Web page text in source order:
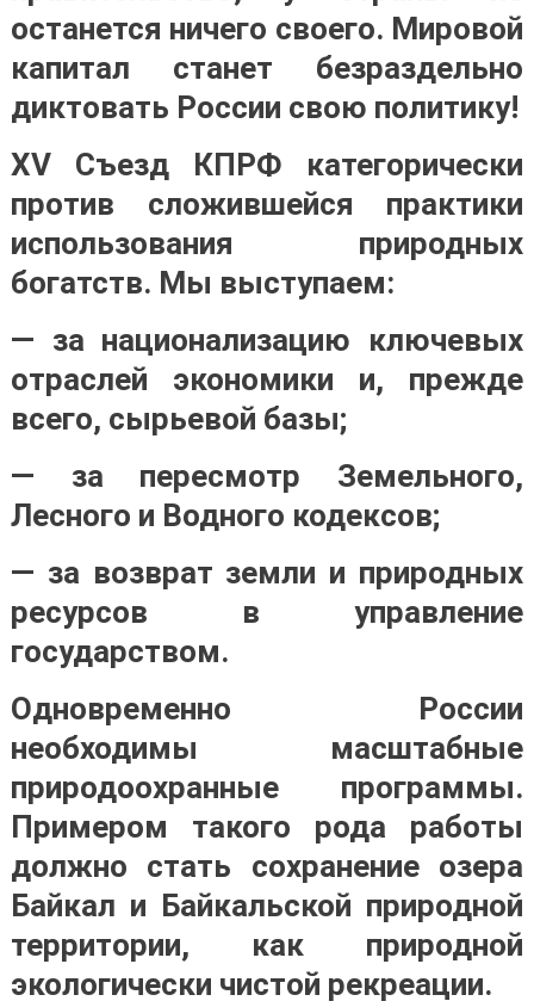
останется ничего своего. Мировой
капитал станет безраздельно
диктовать России свою политику!
XV Съезд КПРФ категорически
против сложившейся практики
использования природных
богатств. Мы выступаем:
— за национализацию ключевых
отраслей экономики и, прежде
всего, сырьевой базы;
— за пересмотр Земельного,
Лесного и Водного кодексов;
— за возврат земли и природных
ресурсов в управление
государством.
Одновременно России
необходимы масштабные
природоохранные программы.
Примером такого рода работы
должно стать сохранение озера
Байкал и Байкальской природной
территории, как природной
экологически чистой рекреации.